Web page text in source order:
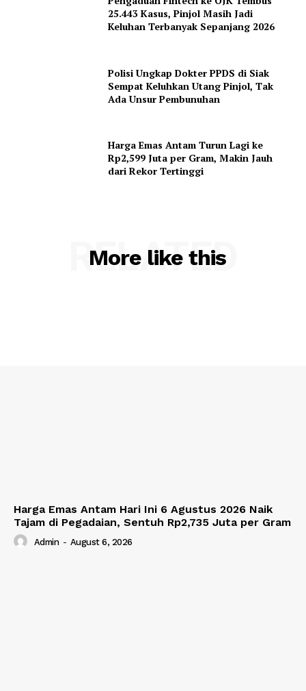
25.443 Kasus, Pinjol Masih Jadi
Keluhan Terbanyak Sepanjang 2026
Polisi Ungkap Dokter PPDS di Siak
Sempat Keluhkan Utang Pinjol, Tak
Ada Unsur Pembunuhan
Harga Emas Antam Turun Lagi ke
Rp2,599 Juta per Gram, Makin Jauh
dari Rekor Tertinggi
More like this
RELATED
Harga Emas Antam Hari Ini 6 Agustus 2026 Naik
Tajam di Pegadaian, Sentuh Rp2,735 Juta per Gram
Admin - August 6, 2026